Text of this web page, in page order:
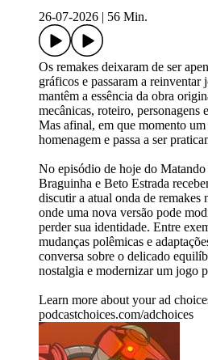
26-07-2026
56 Min.
Os remakes deixaram de ser
gráficos e passaram a
mantêm a essência da obra
mecânicas, roteiro, personagens
Mas afinal, em que momento
homenagem e passa a ser
No episódio de hoje do
Braguinha e Beto Estrada
discutir a atual onda de remakes
onde uma nova versão pode
perder sua identidade. Entre
mudanças polêmicas e
conversa sobre o delicado
nostalgia e modernizar um jogo
Learn more about your ad
podcastchoices.com/adchoices